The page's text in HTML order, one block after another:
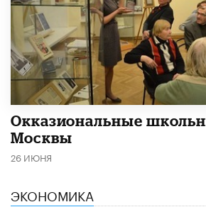
​Окказиональные
Москвы
26 ИЮНЯ
ЭКОНОМИКА